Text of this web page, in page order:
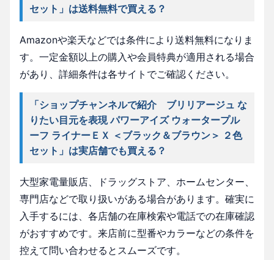
セット」は送料無料で買える？
Amazonや楽天などでは条件により送料無料になりま
す。一定金額以上の購入や会員特典が適用される場合
があり、詳細条件は各サイトでご確認ください。
「ショップチャンネルで紹介 ブリリアージュ な
りたい目元を表現 パワーアイズ ウォータープル
ーフ ライナーＥＸ ＜ブラック＆ブラウン＞ ２色
セット」は実店舗でも買える？
大型家電量販店、ドラッグストア、ホームセンター、
専門店などで取り扱いがある場合があります。確実に
入手するには、各店舗の在庫検索や電話での在庫確認
がおすすめです。来店前に型番やカラーなどの条件を
控えて問い合わせるとスムーズです。